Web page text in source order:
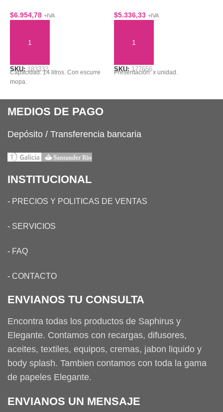
$6.954,78 +IVA
SKU:183332
Capacidad: 14 litros. Con escurre
mopa.
$5.336,33 +IVA
SKU:177656
Presentación: x unidad.
MEDIOS DE PAGO
Depósito / Transferencia bancaria
INSTITUCIONAL
- PRECIOS Y POLITICAS DE VENTAS
- SERVICIOS
- FAQ
- CONTACTO
ENVIANOS TU CONSULTA
Encontra todas los productos de Saphirus y
Elegante. Contamos con recargas, difusores,
aceites, textiles, equipos, cremas, jabon liquido y
body splash. Tambien contamos con toda la gama
de papeles Elegante.
ENVIANOS UN MENSAJE